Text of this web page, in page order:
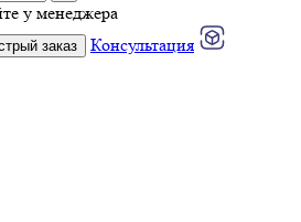
у менеджера
заказ
Консультация